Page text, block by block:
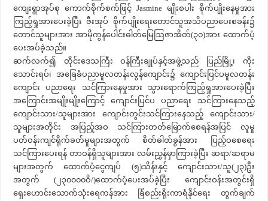
ကျေးရွာအုပ်စု ကောက်စိုက်စက်ဖြင့် Jasmine မျိုးစပါး စိုက်ပျိုးနေမှုအား
ကြည့်ရှုအားပေးခဲ့ပြီး ဇီးအုပ် စိုက်ပျိုးရေးတောင်သူအသိပညာပေးစခန်း၌
တောင်သူများအား အာမိုကွန်ပေါင်းဓါတ်မြေဩဇာအိတ်(၃၀)အား ထောက်ပံ့
ပေးအပ်ခဲ့သည်။
ဆက်လက်၍ တိုင်းဒေသကြီး ဝန်ကြီးချုပ်နှင့်အဖွဲ့သည် ပြည်မြို့၊ ကိုး
သောင်းရပ်၊ အခြေခံပညာမူလတန်းလွန်ကျောင်း၌ ကျောင်းပြင်ပမူလတန်း
ကျောင်း ပညာရေး သင်ကြားနေမှုအား သွားရောက်ကြည့်ရှုအားပေးခဲ့ပြီး
အကြောင်းအမျိုးမျိုးကြောင့် ကျောင်းပြင်ပ ပညာရေး သင်ကြားနေသည့်
ကျောင်းသား/သူများအား ကျောင်းတွင်းသင်ကြားနေသည့် ကျောင်းသား/
သူများအတိုင်း အပြည့်အဝ သင်ကြားတတ်မြောက်စေရန်အပြင် လူမှု
ပတ်ဝန်းကျင်ရိုက်ခတ်မှုများအတွက် စိတ်ဓါတ်ခွန်အား ပြည့်ဝစေရေး
သင်ကြားပေးရန် တာဝန်ရှိသူများအား လမ်းညွှန်မှာကြားခဲ့ပြီး ဆရာ/ဆရာမ
များအတွက် ထောက်ပံ့ငွေကျပ် (၅)သိန်းနှင့် ကျောင်းသား/သူ(၂၃)ဦး
အတွက် (၂၃၀၀၀၀ဝိ/)ထောက်ပံ့ပေးအပ်ခဲ့ပြီး ကျောင်းဝန်းအတွင်းရှိ
ရှေးဟောင်းသောက်သုံးရေကန်အား ခြံစည်းရိုးကာရံနိုင်ရေး တွက်ချက်